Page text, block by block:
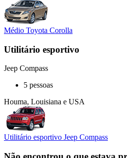
Médio Toyota Corolla
Utilitário esportivo
Jeep Compass
5 pessoas
Houma, Louisiana e USA
Utilitário esportivo Jeep Compass